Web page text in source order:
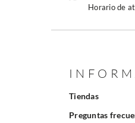
Horario de
Tiendas
Preguntas